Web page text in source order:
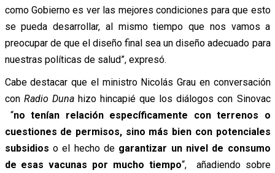
como Gobierno es ver las mejores condiciones para que esto
se pueda desarrollar, al mismo tiempo que nos vamos a
preocupar de que el diseño final sea un diseño adecuado para
nuestras políticas de salud”, expresó.
Cabe destacar que el ministro Nicolás Grau en conversación
con Radio Dunahizo hincapié que los diálogos con Sinovac
“no tenían relación específicamente con terrenos o
cuestiones de permisos, sino más bien con potenciales
subsidios o el hecho de garantizar un nivel de consumo
de esas vacunas por mucho tiempo“, añadiendo sobre